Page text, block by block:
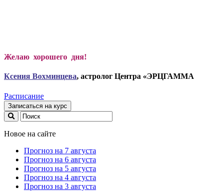
Желаю хорошего дня!
Ксения Вохминцева, астролог Центра «ЭРЦГАММА
Расписание
Записаться на курс
Новое на сайте
Прогноз на 7 августа
Прогноз на 6 августа
Прогноз на 5 августа
Прогноз на 4 августа
Прогноз на 3 августа